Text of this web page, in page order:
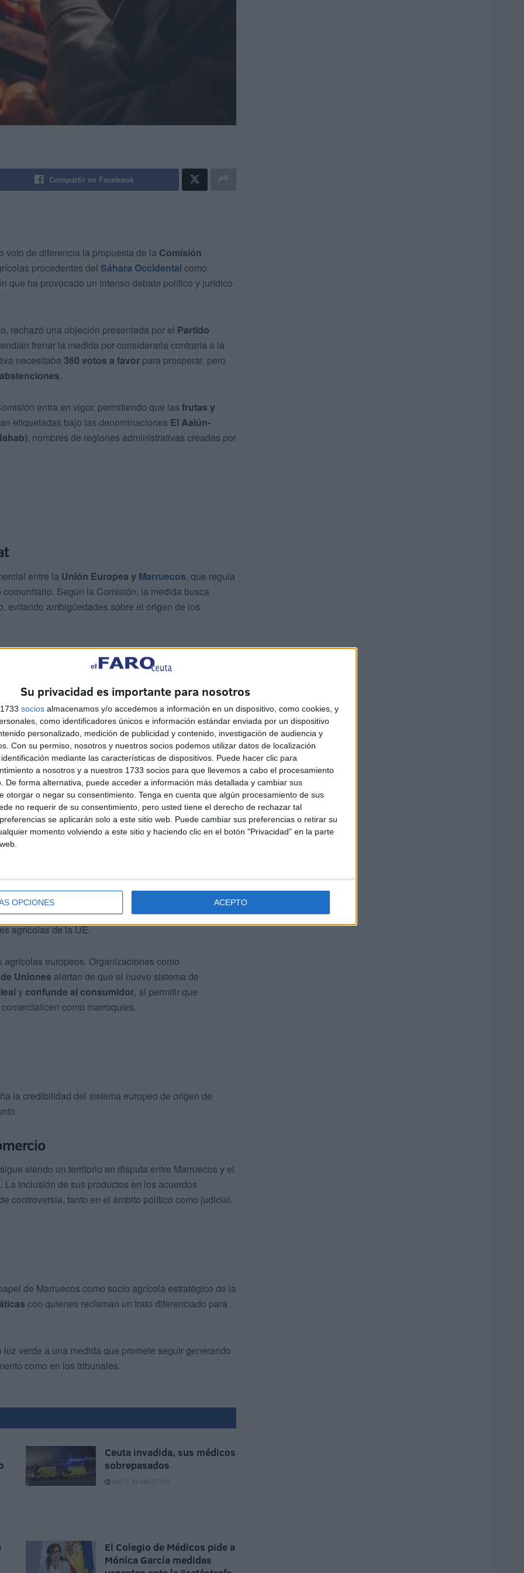
Su privacidad es importante para nosotros
socios almacenamos y/o accedemos a información en un dispositivo, como cookies, y
como identificadores únicos e información estándar enviada por un dispositivo
personalizado, medición de publicidad y contenido, investigación de audiencia y
Con su permiso, nosotros y nuestros socios podemos utilizar datos de localización
mediante las características de dispositivos. Puede hacer clic para
a nosotros y a nuestros 1733 socios para que llevemos a cabo el procesamiento
De forma alternativa, puede acceder a información más detallada y cambiar sus
otorgar o negar su consentimiento. Tenga en cuenta que algún procesamiento de sus
no requerir de su consentimiento, pero usted tiene el derecho de rechazar tal
se aplicarán solo a este sitio web. Puede cambiar sus preferencias o retirar su
momento volviendo a este sitio y haciendo clic en el botón "Privacidad" en la parte
OPCIONES ACEPTO
Compartir en Facebook
voto de diferencia la propuesta de la Comisión
procedentes del Sáhara Occidental como
que ha provocado un intenso debate político y jurídico
rechazó una objeción presentada por el Partido
frenar la medida por considerarla contraria a la
necesitaba 360 votos a favor para prosperar, pero
.
entra en vigor, permitiendo que las frutas y
etiquetadas bajo las denominaciones El Aaiún-
, nombres de regiones administrativas creadas por
entre la Unión Europea y Marruecos, que regula
Según la Comisión, la medida busca
evitando ambigüedades sobre el origen de los
humanitarias denuncian que la decisiónlegitima de
, un territorio pendiente de descolonización
que la norma contradice las
anteriores fallos ha establecido que los acuerdos entre
al Sáhara Occidental.
Desde elPartido Popular Europeo, su
al derecho internacional”.
defendieron la decisión argumentando que la
a los consumidoresal mantener la cooperación
agrícolas de la UE.
europeos. Organizaciones como
Uniones alertan de que el nuevo sistema de
y confunde al consumidor, al permitir que
como marroquíes.
la credibilidad del sistema europeo de origen de
siendo un territorio en disputa entre Marruecos y el
La inclusión de sus productos en los acuerdos
controversia, tanto en el ámbito político como judicial.
de Marruecos como socio agrícola estratégico de la
con quienes reclaman un trato diferenciado para
verde a una medida que promete seguir generando
como en los tribunales.
Ceuta invadida, sus médicos
sobrepasados
HACE 33 MINUTOS
El Colegio de Médicos pide a
Mónica García medidas